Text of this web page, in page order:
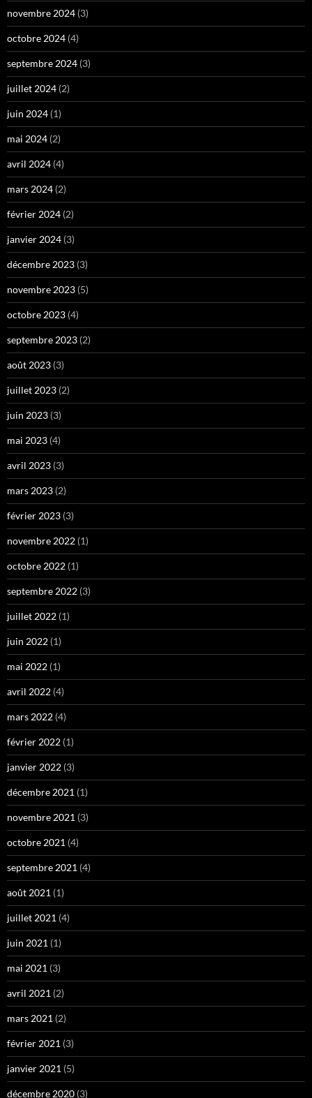
novembre 2024 (3)
octobre 2024 (4)
septembre 2024 (3)
juillet 2024 (2)
juin 2024 (1)
mai 2024 (2)
avril 2024 (4)
mars 2024 (2)
février 2024 (2)
janvier 2024 (3)
décembre 2023 (3)
novembre 2023 (5)
octobre 2023 (4)
septembre 2023 (2)
août 2023 (3)
juillet 2023 (2)
juin 2023 (3)
mai 2023 (4)
avril 2023 (3)
mars 2023 (2)
février 2023 (3)
novembre 2022 (1)
octobre 2022 (1)
septembre 2022 (3)
juillet 2022 (1)
juin 2022 (1)
mai 2022 (1)
avril 2022 (4)
mars 2022 (4)
février 2022 (1)
janvier 2022 (3)
décembre 2021 (1)
novembre 2021 (3)
octobre 2021 (4)
septembre 2021 (4)
août 2021 (1)
juillet 2021 (4)
juin 2021 (1)
mai 2021 (3)
avril 2021 (2)
mars 2021 (2)
février 2021 (3)
janvier 2021 (5)
décembre 2020 (3)